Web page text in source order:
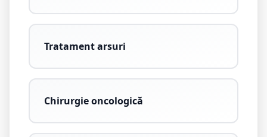
Tratament arsuri
Chirurgie oncologică